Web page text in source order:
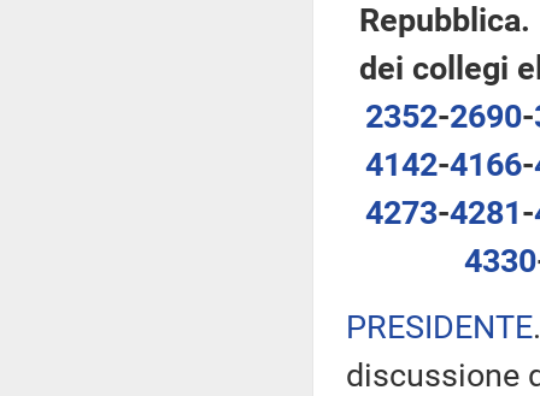
dei collegi
2352-2690-
4142-4166-
4273-4281-
4330
PRESIDENTE
discussione